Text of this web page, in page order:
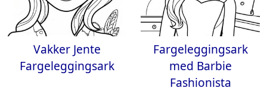
Vakker Jente
Fargeleggingsark
Fargeleggingsark
med Barbie
Fashionista